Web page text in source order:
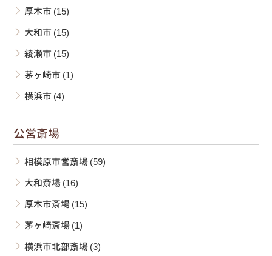
厚木市 (15)
大和市 (15)
綾瀬市 (15)
茅ヶ崎市 (1)
横浜市 (4)
公営斎場
相模原市営斎場(59)
大和斎場(16)
厚木市斎場(15)
茅ヶ崎斎場(1)
横浜市北部斎場(3)